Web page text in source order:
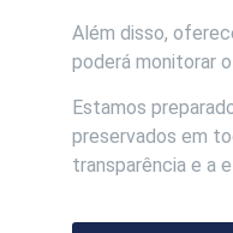
Além disso,
poderá monitorar
Estamos
preservados em
transparência e a